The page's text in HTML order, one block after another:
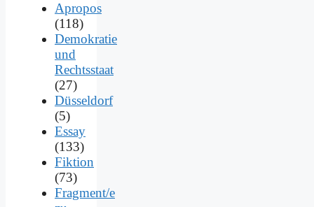
Apropos
(118)
Demokratie
und
Rechtsstaat
(27)
Düsseldorf
(5)
Essay
(133)
Fiktion
(73)
Fragment/e